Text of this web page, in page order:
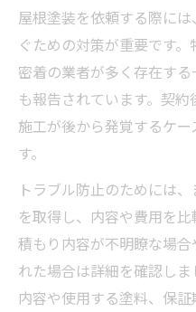
屋根塗装を依頼する際に
ぐための対策が重要です
密着の業者が多く存在す
も報告されています。契
施工が後から発覚するケ
す。
トラブル防止のためには
を取得し、内容や費用を
積もり内容が不明瞭な場
れた場合は詳細を確認し
内容や使用する塗料、保